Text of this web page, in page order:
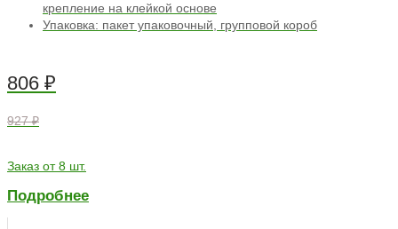
крепление на клейкой основе
Упаковка: пакет упаковочный, групповой короб
806 ₽
927 ₽
Заказ от 8 шт.
Подробнее